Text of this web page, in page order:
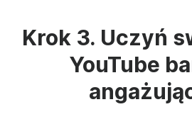
Krok 3. Uczyń
YouTube